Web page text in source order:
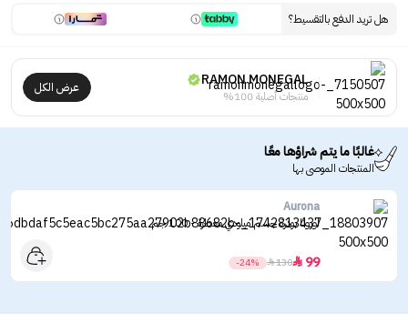
هل تريد الدفع بالتقسيط؟
RAMON MONEGAL
منتجات أصلية 100%
عرض الكل
غالبًا ما يتم شراؤها معًا
المنتجات الموصى بها
Aurona
اورونا بودرة جسم ميلودي معطرة - 100 جم
99

130

-24%